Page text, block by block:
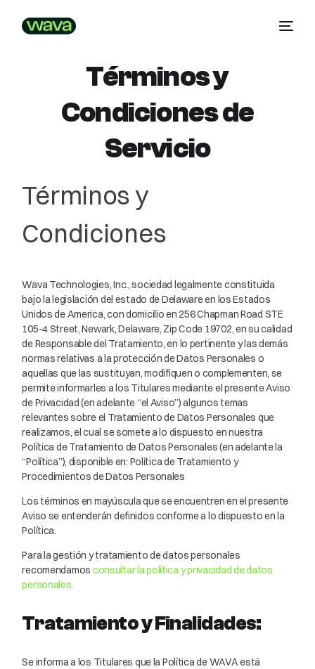
Términos y
Condiciones de
Servicio
Términos y
Condiciones
Wava Technologies, Inc., sociedad legalmente constituida
bajo la legislación del estado de Delaware en los Estados
Unidos de America, con domicilio en 256 Chapman Road STE
105-4 Street, Newark, Delaware, Zip Code 19702, en su calidad
de Responsable del Tratamiento, en lo pertinente y las demás
normas relativas a la protección de Datos Personales o
aquellas que las sustituyan, modifiquen o complementen, se
permite informarles a los Titulares mediante el presente Aviso
de Privacidad (en adelante “el Aviso”) algunos temas
relevantes sobre el Tratamiento de Datos Personales que
realizamos, el cual se somete a lo dispuesto en nuestra
Política de Tratamiento de Datos Personales (en adelante la
“Política”), disponible en: Política de Tratamiento y
Procedimientos de Datos Personales
Los términos en mayúscula que se encuentren en el presente
Aviso se entenderán definidos conforme a lo dispuesto en la
Política.
Para la gestión y tratamiento de datos personales
recomendamos consultar la política y privacidad de datos
personales.
Tratamiento y Finalidades:
Se informa a los Titulares que la Política de WAVA está